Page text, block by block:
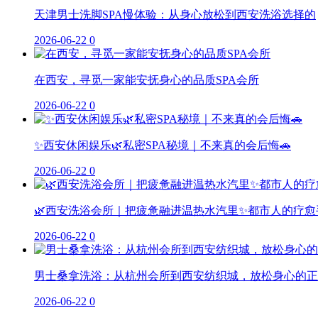
天津男士洗脚SPA慢体验：从身心放松到西安洗浴选择的
2026-06-22 0
在西安，寻觅一家能安抚身心的品质SPA会所
2026-06-22 0
✨西安休闲娱乐🌿私密SPA秘境｜不来真的会后悔🚗
2026-06-22 0
🌿西安洗浴会所｜把疲惫融进温热水汽里✨都市人的疗愈
2026-06-22 0
男士桑拿洗浴：从杭州会所到西安纺织城，放松身心的
2026-06-22 0